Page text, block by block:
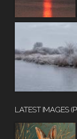
LATEST IMAGES